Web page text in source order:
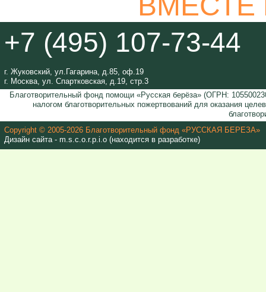
+7 (495) 107-73-44
г. Жуковский, ул.Гагарина, д.85, оф.19
г. Москва, ул. Спартковская, д.19, стр.3
Благотворительный фонд помощи «Русская берёза» (ОГРН:
налогом благотворительных пожертвований для оказания
Copyright © 2005-2026 Благотворительный фонд «РУССКАЯ БЕРЕЗА»
Дизайн сайта - m.s.c.o.r.p.i.o (находится в разработке)